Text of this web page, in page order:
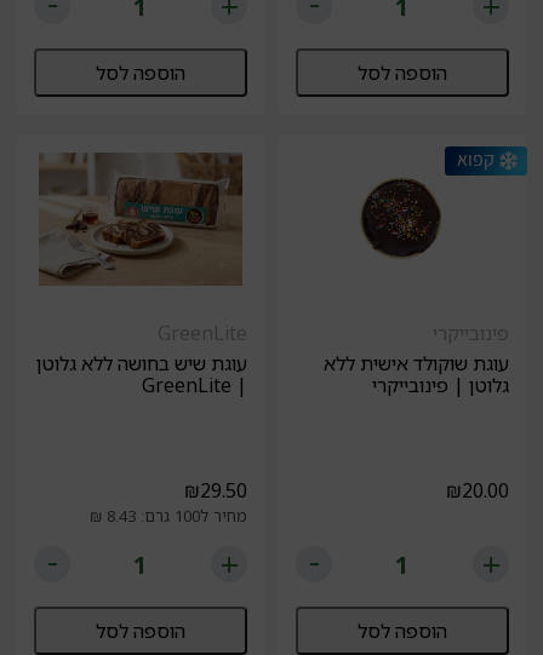
הוספה לסל הוספה לסל
פינובייקרי
עוגת שוקולד אישית ללא
גלוטן | פינובייקרי
₪20.00
הוספה לסל
GreenLite
עוגת שיש בחושה ללא גלוטן
| GreenLite
₪29.50
מחיר ל100 גרם: 8.43 ₪
הוספה לסל